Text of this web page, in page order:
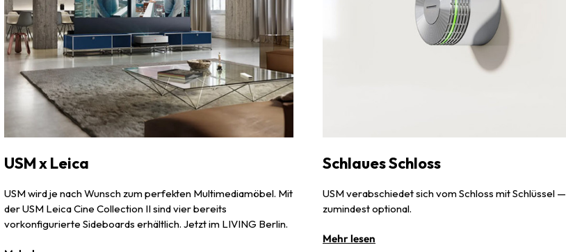
USM x Leica
USM wird je nach Wunsch zum perfekten Multimediamöbel. Mit
der USM Leica Cine Collec­tion II sind vier bereits
vorkonfigurierte Sideboards erhältlich. Jetzt im LIVING Berlin.
Schlaues Schloss
USM verabschiedet sich vom Schloss mit Schlüssel —
zumindest optional.
Mehr lesen